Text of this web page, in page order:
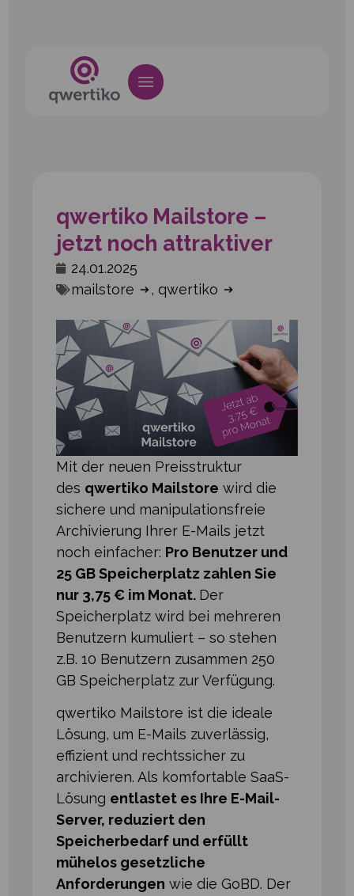
qwertiko Mailstore –
jetzt noch attraktiver
24.01.2025
mailstore
, qwertiko
Mit der neuen Preisstruktur
des qwertiko Mailstore wird die
sichere und manipulationsfreie
Archivierung Ihrer E⁠-⁠Mails jetzt
noch einfacher: Pro Benutzer und
25 GB Speicherplatz zahlen Sie
nur 3,75 € im Monat. Der
Speicherplatz wird bei mehreren
Benutzern kumuliert – so stehen
z.B. 10 Benutzern zusammen 250
GB Speicherplatz zur Verfügung.
qwertiko Mailstore ist die ideale
Lösung, um E⁠-⁠Mails zuverlässig,
effizient und rechtssicher zu
archivieren. Als komfortable SaaS-
Lösung entlastet es Ihre E⁠-⁠Mail-
Server, reduziert den
Speicherbedarf und erfüllt
mühelos gesetzliche
Anforderungen wie die GoBD. Der